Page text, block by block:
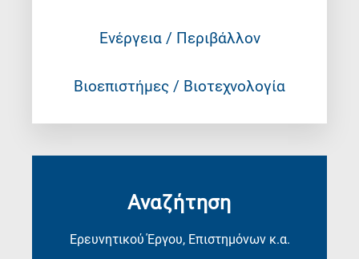
Ενέργεια / Περιβάλλον
Βιοεπιστήμες / Βιοτεχνολογία
Αναζήτηση
Ερευνητικού Έργου, Επιστημόνων κ.α.